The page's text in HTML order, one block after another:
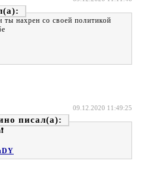
ты нахрен со своей политикой
09.12.2020 11:49:25